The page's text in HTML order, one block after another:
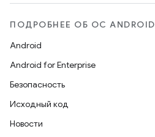
ПОДРОБНЕЕ ОБ ОС ANDROID
Android
Android for Enterprise
Безопасность
Исходный код
Новости